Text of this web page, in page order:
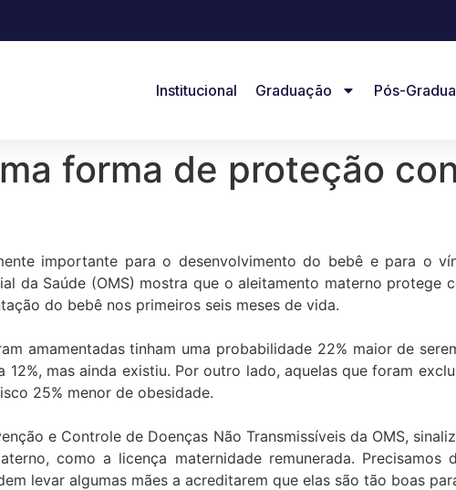
Institucional Graduação Pós-
forma de proteção
importante para o desenvolvimento do bebê e para o
da Saúde (OMS) mostra que o aleitamento materno protege
do bebê nos primeiros seis meses de vida.
amamentadas tinham uma probabilidade 22% maior de
mas ainda existiu. Por outro lado, aquelas que foram
25% menor de obesidade.
e Controle de Doenças Não Transmissíveis da OMS,
como a licença maternidade remunerada.
levar algumas mães a acreditarem que elas são tão boas